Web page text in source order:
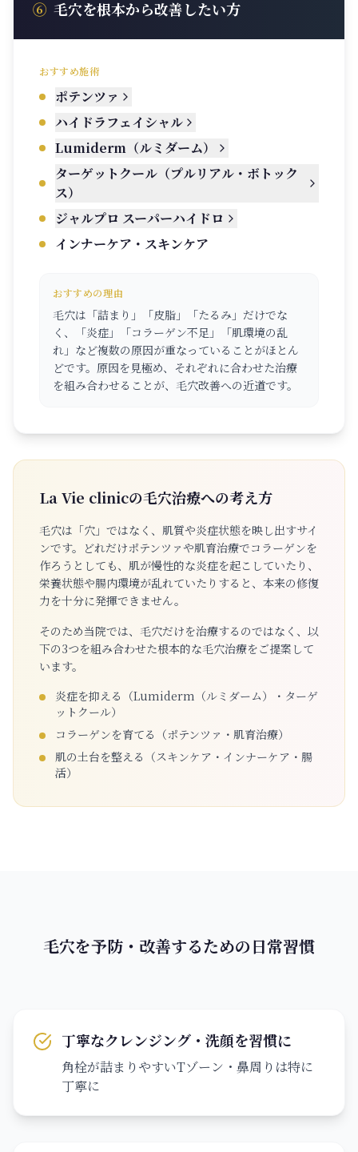
⑥ 毛穴を根本から改善したい方
おすすめ施術
ポテンツァ
ハイドラフェイシャル
Lumiderm（ルミダーム）
ターゲットクール（プルリアル・ボトック
ス）
ジャルプロ スーパーハイドロ
インナーケア・スキンケア
おすすめの理由
毛穴は「詰まり」「皮脂」「たるみ」だけでな
く、「炎症」「コラーゲン不足」「肌環境の乱
れ」など複数の原因が重なっていることがほとん
どです。原因を見極め、それぞれに合わせた治療
を組み合わせることが、毛穴改善への近道です。
La Vie clinicの毛穴治療への考え方
毛穴は「穴」ではなく、肌質や炎症状態を映し出すサイ
ンです。どれだけポテンツァや肌育治療でコラーゲンを
作ろうとしても、肌が慢性的な炎症を起こしていたり、
栄養状態や腸内環境が乱れていたりすると、本来の修復
力を十分に発揮できません。
そのため当院では、毛穴だけを治療するのではなく、以
下の3つを組み合わせた根本的な毛穴治療をご提案して
います。
炎症を抑える（Lumiderm（ルミダーム）・ターゲ
ットクール）
コラーゲンを育てる（ポテンツァ・肌育治療）
肌の土台を整える（スキンケア・インナーケア・腸
活）
毛穴を予防・改善するための日常習慣
丁寧なクレンジング・洗顔を習慣に
角栓が詰まりやすいTゾーン・鼻周りは特に
丁寧に